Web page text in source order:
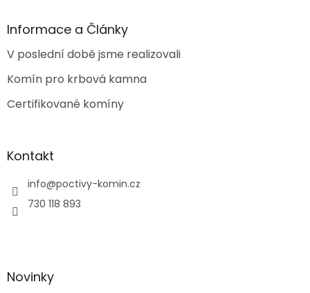
aInformace a Články
V poslední době jsme realizovali
Komín pro krbová kamna
Certifikované komíny
Kontakt
info@poctivy-komin.cz
730 118 893
Novinky